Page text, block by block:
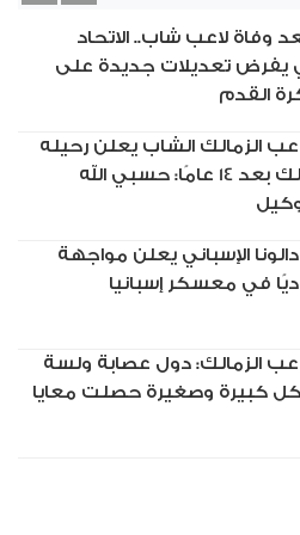
وفاة لاعب شاب.. الاتحاد
يفرض تعديلات جديدة على
القدم
الزمالك الشاب يعلن رحيله
عن الزمالك بعد 14 عامًا: حسبي الله
الإسباني يعلن مواجهة
في معسكر إسبانيا
الزمالك: دول عصابة ولسة
كبيرة وصغيرة حصلت معايا